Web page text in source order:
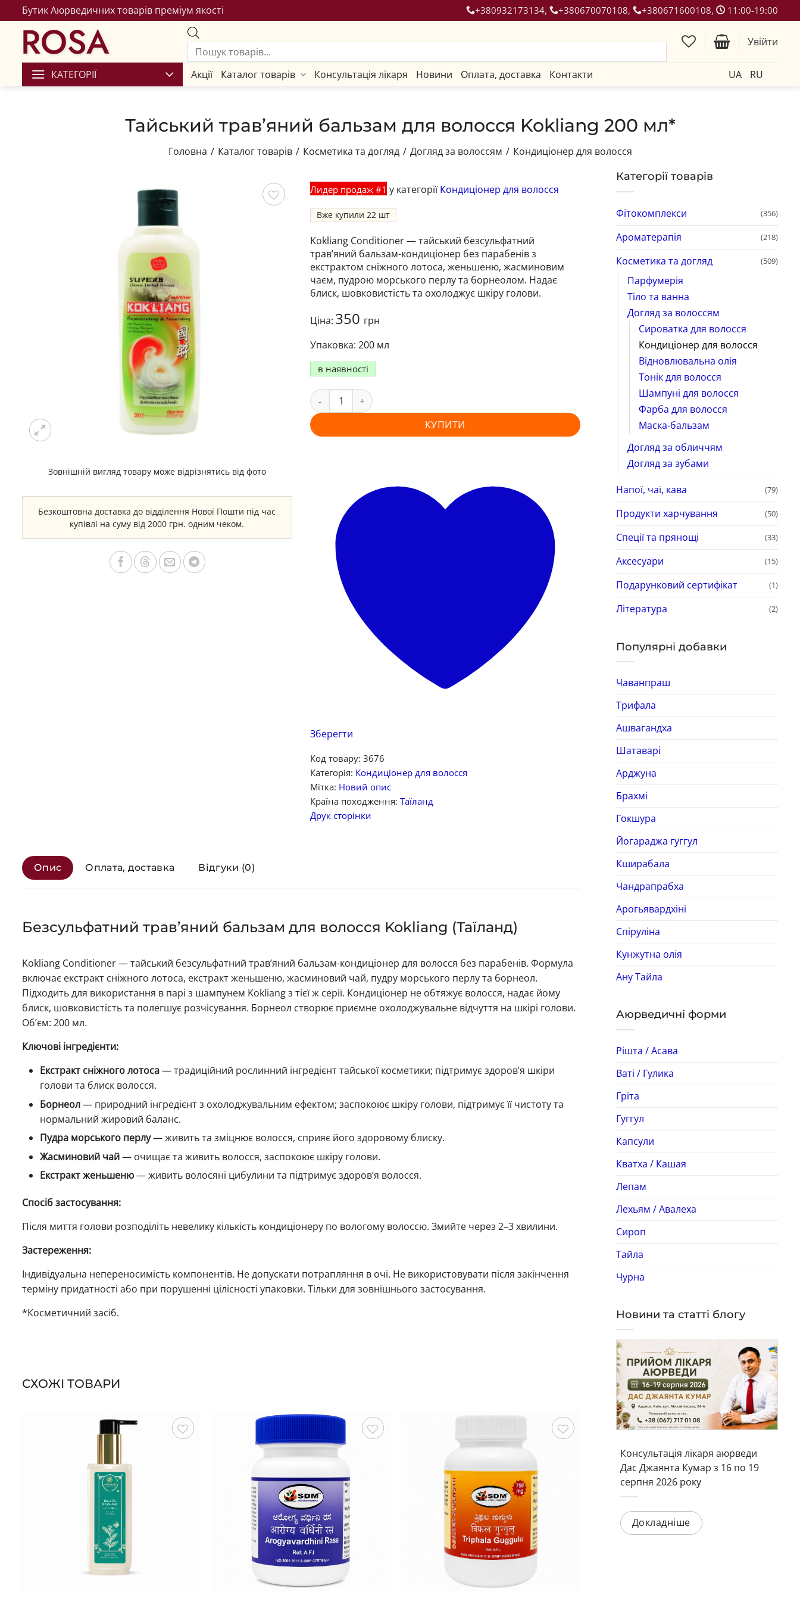
Бутик Аюрведичних товарів преміум якості +380932173134, +380670070108, +380671600108, 11:00-19:00
ROSA Увійти
КАТЕГОРІЇ Акції Каталог товарів Консультація лікаря Новини Оплата, доставка Контакти UA RU
Тайський трав’яний бальзам для волосся Kokliang 200 мл*
Головна / Каталог товарів / Косметика та догляд / Догляд за волоссям / Кондиціонер для волосся
Категорії товарів
Фітокомплекси (356)
Ароматерапія (218)
Косметика та догляд (509)
Парфумерія
Тіло та ванна
Догляд за волоссям
Сироватка для волосся
Кондиціонер для волосся
Відновлювальна олія
Тонік для волосся
Шампуні для волосся
Фарба для волосся
Маска-бальзам
Догляд за обличчям
Догляд за зубами
Напої, чаї, кава
(79)
Продукти харчування (50)
Спеції та прянощі (33)
Аксесуари (15)
Подарунковий сертифікат (1)
Література (2)
Популярні добавки
Чаванпраш
Трифала
Ашвагандха
Шатаварі
Арджуна
Брахмі
Гокшура
Йогараджа гуггул
Кширабала
Чандрапрабха
Арогьявардхіні
Спіруліна
Кунжутна олія
Ану Тайла
Аюрведичні форми
Рішта / Асава
Ваті / Гулика
Гріта
Гуггул
Капсули
Кватха / Кашая
Лепам
Лехьям / Авалеха
Сироп
Тайла
Чурна
Новини та статті блогу
Консультація лікаря аюрведи
Дас Джаянта Кумар з 16 по 19
серпня 2026 року
Докладніше
Зовнішній вигляд товару може відрізнятись від фото
Безкоштовна доставка до відділення Нової Пошти під час
купівлі на суму від 2000 грн. одним чеком.
Лидер продаж #1 у категорії Кондиціонер для волосся
Вже купили 22
Kokliang Conditioner — тайський безсульфатний
трав’яний бальзам-кондиціонер без парабенів з
екстрактом сніжного лотоса, женьшеню, жасминовим
чаєм, пудрою морського перлу та борнеолом. Надає
блиск, шовковистість та охолоджує шкіру голови.
Ціна: 350 грн
200 мл
в наявності
КУПИТИ
Зберегти
Код товару: 3676
Категорія: Кондиціонер для волосся
Мітка: Новий опис
Країна походження: Таїланд
Друк сторінки
Опис Оплата, доставка Відгуки (0)
Безсульфатний трав’яний бальзам для волосся Kokliang (Таїланд)
Kokliang Conditioner — тайський безсульфатний трав’яний бальзам-кондиціонер для волосся без парабенів. Формула
включає екстракт сніжного лотоса, екстракт женьшеню, жасминовий чай, пудру морського перлу та борнеол.
Підходить для використання в парі з шампунем Kokliang з тієї ж серії. Кондиціонер не обтяжує волосся, надає йому
блиск, шовковистість та полегшує розчісування. Борнеол створює приємне охолоджувальне відчуття на шкірі голови.
Об’єм: 200 мл.
Ключові інгредієнти:
Екстракт сніжного лотоса— традиційний рослинний інгредієнт тайської косметики; підтримує здоров’я шкіри
голови та блиск волосся.
Борнеол— природний інгредієнт з охолоджувальним ефектом; заспокоює шкіру голови, підтримує її чистоту та
нормальний жировий баланс.
Пудра морського перлу— живить та зміцнює волосся, сприяє його здоровому блиску.
Жасминовий чай— очищає та живить волосся, заспокоює шкіру голови.
Екстракт женьшеню— живить волосяні цибулини та підтримує здоров’я волосся.
Спосіб застосування:
Після миття голови розподіліть невелику кількість кондиціонеру по вологому волоссю. Змийте через 2–3 хвилини.
Застереження:
Індивідуальна непереносимість компонентів. Не допускати потрапляння в очі. Не використовувати після закінчення
терміну придатності або при порушенні цілісності упаковки. Тільки для зовнішнього застосування.
*Косметичний засіб.
СХОЖІ ТОВАРИ
Зберегти